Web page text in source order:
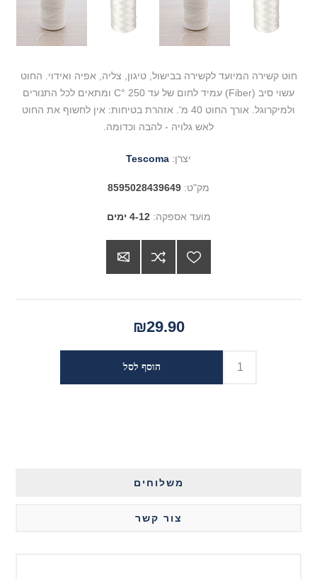
חוט קשירה המיועד לקשירה בבישול, טיגון, צליה, אפיה ואידוי. החוט
עשוי סיב (Fiber) עמיד לחום של עד 250 °C ומתאים לכל התנורים
ולמיקרוגל. אורך החוט 40 מ'. אזהרת בטיחות: אין לחשוף את החוט
לאש גלויה - להבה וכדומה.
יצרן: Tescoma
מק"ט: 8595028439649
מועד אספקה: 4-12 ימים
₪29.90
משלוחים
צור קשר